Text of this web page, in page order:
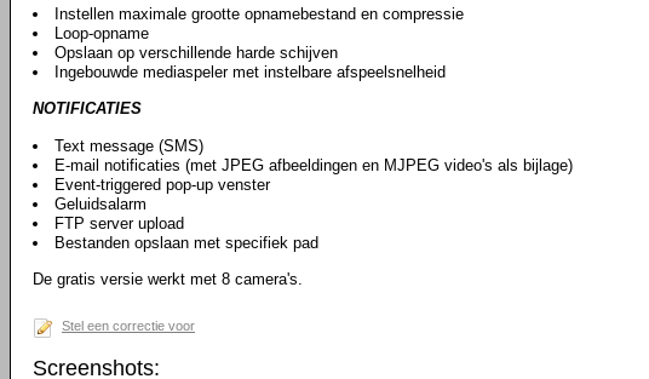
Instellen maximale grootte opnamebestand en compressie
Loop-opname
Opslaan op verschillende harde schijven
Ingebouwde mediaspeler met instelbare afspeelsnelheid
NOTIFICATIES
Text message (SMS)
E-mail notificaties (met JPEG afbeeldingen en MJPEG video's als bijlage)
Event-triggered pop-up venster
Geluidsalarm
FTP server upload
Bestanden opslaan met specifiek pad
De gratis versie werkt met 8 camera's.
Stel een correctie voor
Screenshots: